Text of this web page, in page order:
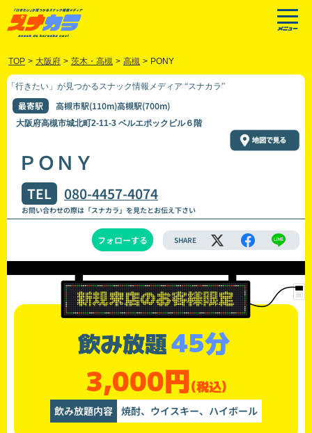
TOP > 大阪府 > 茨木・高槻 > 高槻 > PONY
「行きたい」が見つかるスナック情報メディア “スナカラ”
最寄駅 高槻市駅(110m)高槻駅(700m)
大阪府高槻市城北町2-11-3 ベルエポックビル６階
ＰＯＮＹ
TEL 080-4457-4074
お問い合わせの際は「スナカラ」を見たとお伝え下さい
フォローする SHARE
飲み放題45分
3,000円(税込)
飲み放題内容 焼酎、ウイスキー、ハイボール